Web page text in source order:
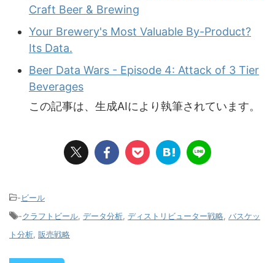
Craft Beer & Brewing
Your Brewery's Most Valuable By-Product?
Its Data.
Beer Data Wars - Episode 4: Attack of 3 Tier
Beverages
この記事は、生成AIにより執筆されています。
-ビール
-クラフトビール データ分析 ディストリビューター戦略 バスケッ
ト分析 販売戦略